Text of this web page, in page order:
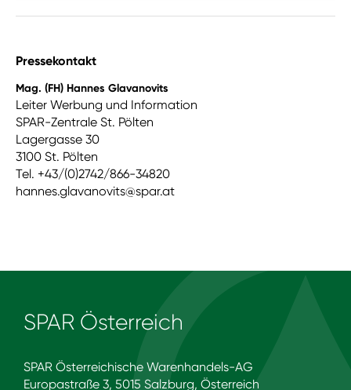
Pressekontakt
Mag. (FH) Hannes Glavanovits
Leiter Werbung und Information
SPAR-Zentrale St. Pölten
Lagergasse 30
3100 St. Pölten
Tel. +43/(0)2742/866-34820
hannes.glavanovits@spar.at
SPAR Österreich
SPAR Österreichische Warenhandels-AG
Europastraße 3, 5015 Salzburg, Österreich